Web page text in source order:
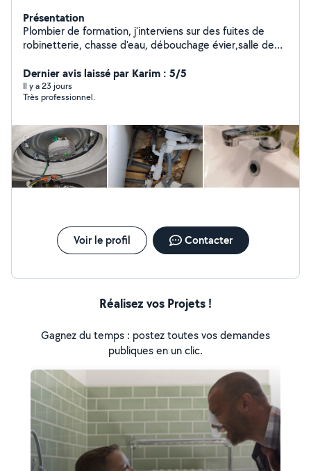
Présentation
Plombier de formation, j'interviens sur des fuites de
robinetterie, chasse d'eau, débouchage évier,salle de
remplacement chasse d'eau... je suis à votre disposition.
Dernier avis laissé par Karim : 5/5
Il y a 23 jours
Très professionnel.
Voir le profil Contacter
Réalisez vos Projets !
Gagnez du temps : postez toutes vos demandes
publiques en un clic.